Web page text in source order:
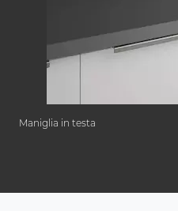
Maniglia in testa